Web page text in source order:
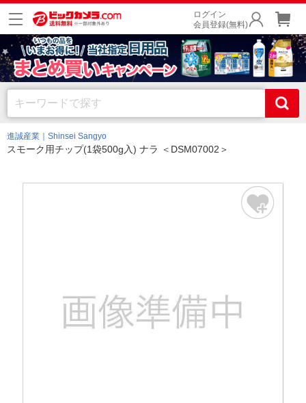
ログイン
会員登録(無料)
進誠産業｜Shinsei Sangyo
スモーク用チップ(1袋500g入) ナラ ＜DSM07002＞